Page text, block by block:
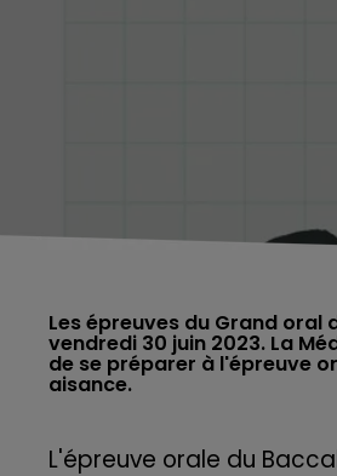
Les épreuves du Grand
vendredi 30 juin 2023. La
de se préparer à l'épreuve
aisance.
L'épreuve orale du